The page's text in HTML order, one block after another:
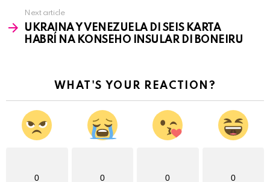
Next article
UKRAINA Y VENEZUELA DI SEIS KARTA
HABRÍ NA KONSEHO INSULAR DI BONEIRU
WHAT'S YOUR REACTION?
0 0 0 0